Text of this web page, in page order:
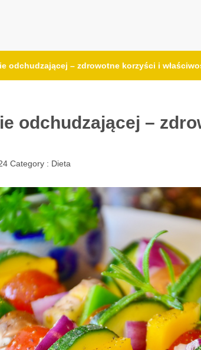
odchudzającej – zdrowotne korzyści i
odchudzającej –
Category : Dieta